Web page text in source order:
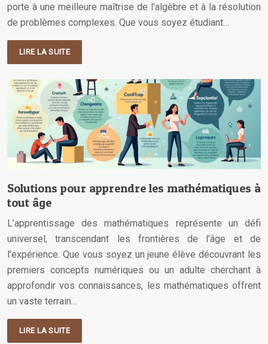
porte à une meilleure maîtrise de l’algèbre et à la résolution
de problèmes complexes. Que vous soyez étudiant…
LIRE LA SUITE
Solutions pour apprendre les mathématiques à
tout âge
L’apprentissage des mathématiques représente un défi
universel, transcendant les frontières de l’âge et de
l’expérience. Que vous soyez un jeune élève découvrant les
premiers concepts numériques ou un adulte cherchant à
approfondir vos connaissances, les mathématiques offrent
un vaste terrain…
LIRE LA SUITE